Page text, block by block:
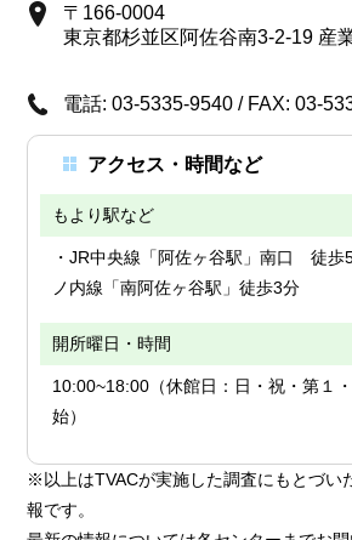
〒166-0004
東京都杉並区阿佐谷南3-2-19 産
電話: 03-5335-9540 / FAX: 03-
アクセス・時間など
もより駅など
・JR中央線「阿佐ヶ谷駅」南口 徒歩
ノ内線「南阿佐ヶ谷駅」徒歩3分
開所曜日・時間
10:00~18:00（休館日：日・祝・第１
始）
※以上はTVACが実施した調査にもとづい
報です。